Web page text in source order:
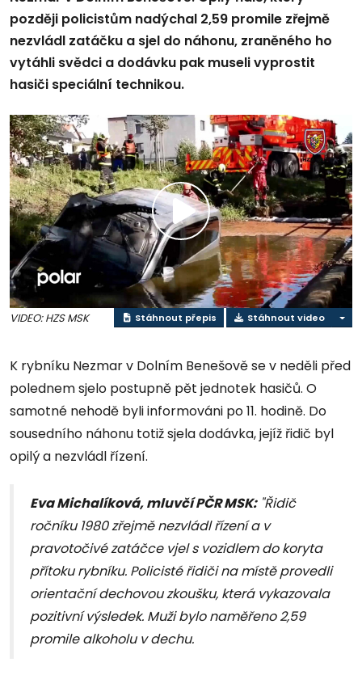
později policistům nadýchal 2,59 promile zřejmě
nezvládl zatáčku a sjel do náhonu, zraněného ho
vytáhli svědci a dodávku pak museli vyprostit
hasiči speciální technikou.
Přehrát
video
VIDEO: HZS MSK Stáhnout přepis Stáhnout video
K rybníku Nezmar v Dolním Benešově se v neděli před
polednem sjelo postupně pět jednotek hasičů. O
samotné nehodě byli informováni po 11. hodině. Do
sousedního náhonu totiž sjela dodávka, jejíž řidič byl
opilý a nezvládl řízení.
Eva Michalíková, mluvčí PČR MSK:"Řidič
ročníku 1980 zřejmě nezvládl řízení a v
pravotočivé zatáčce vjel s vozidlem do koryta
přítoku rybníku. Policisté řidiči na místě provedli
orientační dechovou zkoušku, která vykazovala
pozitivní výsledek. Muži bylo naměřeno 2,59
promile alkoholu v dechu.